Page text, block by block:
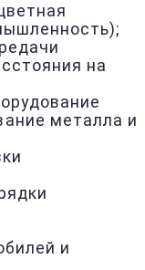
на
металла и
и